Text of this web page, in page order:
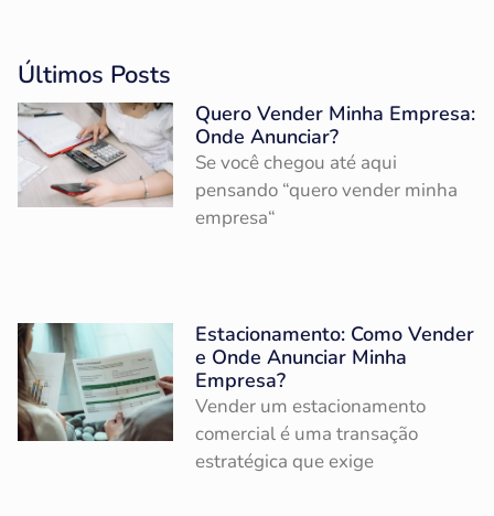
Últimos Posts
Quero Vender Minha Empresa:
Onde Anunciar?
Se você chegou até aqui
pensando “quero vender minha
empresa“
Estacionamento: Como Vender
e Onde Anunciar Minha
Empresa?
Vender um estacionamento
comercial é uma transação
estratégica que exige